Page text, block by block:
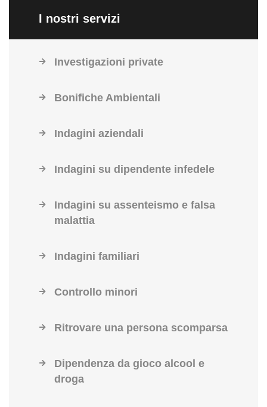
I nostri servizi
Investigazioni private
Bonifiche Ambientali
Indagini aziendali
Indagini su dipendente infedele
Indagini su assenteismo e falsa
malattia
Indagini familiari
Controllo minori
Ritrovare una persona scomparsa
Dipendenza da gioco alcool e
droga